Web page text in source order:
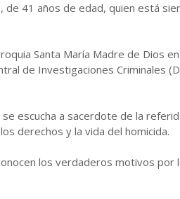
de 41 años de edad, quien está
Santa María Madre de Dios
de Investigaciones Criminales
se escucha a sacerdote de la
derechos y la vida del homicida.
los verdaderos motivos por